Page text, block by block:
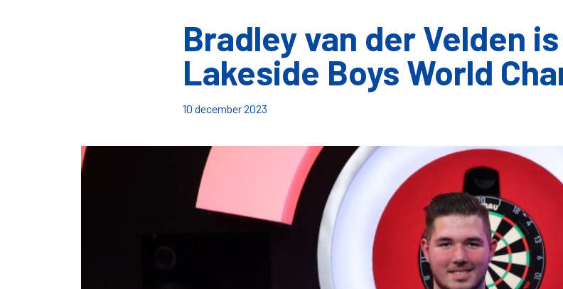
Bradley van der Velden
Lakeside Boys World
10 december 2023